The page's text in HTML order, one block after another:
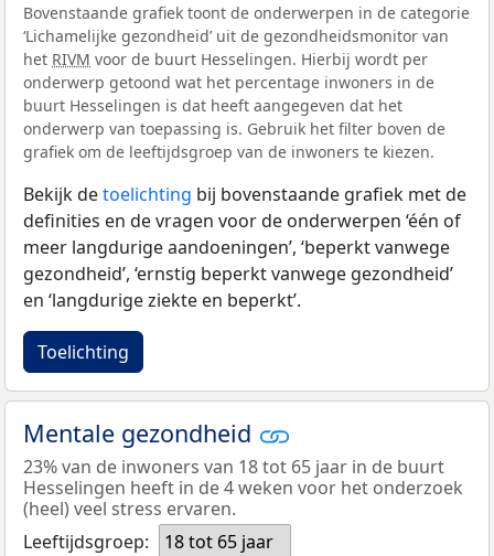
Bovenstaande grafiek toont de onderwerpen in de categorie
‘Lichamelijke gezondheid’ uit de gezondheidsmonitor van
het RIVM voor de buurt Hesselingen. Hierbij wordt per
onderwerp getoond wat het percentage inwoners in de
buurt Hesselingen is dat heeft aangegeven dat het
onderwerp van toepassing is. Gebruik het filter boven de
grafiek om de leeftijdsgroep van de inwoners te kiezen.
Bekijk detoelichting bij bovenstaande grafiek met de
definities en de vragen voor de onderwerpen ‘één of
meer langdurige aandoeningen’, ‘beperkt vanwege
gezondheid’, ‘ernstig beperkt vanwege gezondheid’
en ‘langdurige ziekte en beperkt’.
Toelichting
Mentale gezondheid
23% van de inwoners van 18 tot 65 jaar in de buurt
Hesselingen heeft in de 4 weken voor het onderzoek
(heel) veel stress ervaren.
Leeftijdsgroep:
18 tot 65 jaar